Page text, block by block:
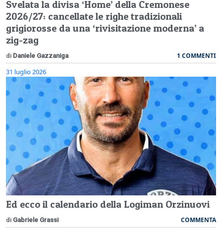
Svelata la divisa ‘Home’ della Cremonese
2026/27: cancellate le righe tradizionali
grigiorosse da una ‘rivisitazione moderna’ a
zig-zag
di Daniele Gazzaniga 1 COMMENTI
31 luglio 2026
Ed ecco il calendario della Logiman Orzinuovi
di Gabriele Grassi COMMENTA